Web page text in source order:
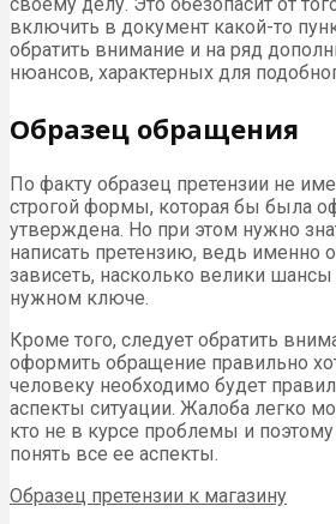
включить в документ какой-то
обратить внимание и на ряд
нюансов, характерных для
Образец обращения
По факту образец претензии не
строгой формы, которая бы была
утверждена. Но при этом нужно
написать претензию, ведь именно
зависеть, насколько велики
нужном ключе.
Кроме того, следует обратить
оформить обращение правильно
человеку необходимо будет
аспекты ситуации. Жалоба легко
кто не в курсе проблемы и
понять все ее аспекты.
Образец претензии к магазину